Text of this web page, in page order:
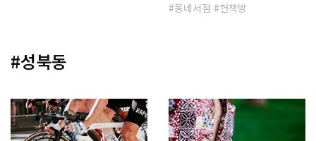
동네서점 헌책방
#성북동